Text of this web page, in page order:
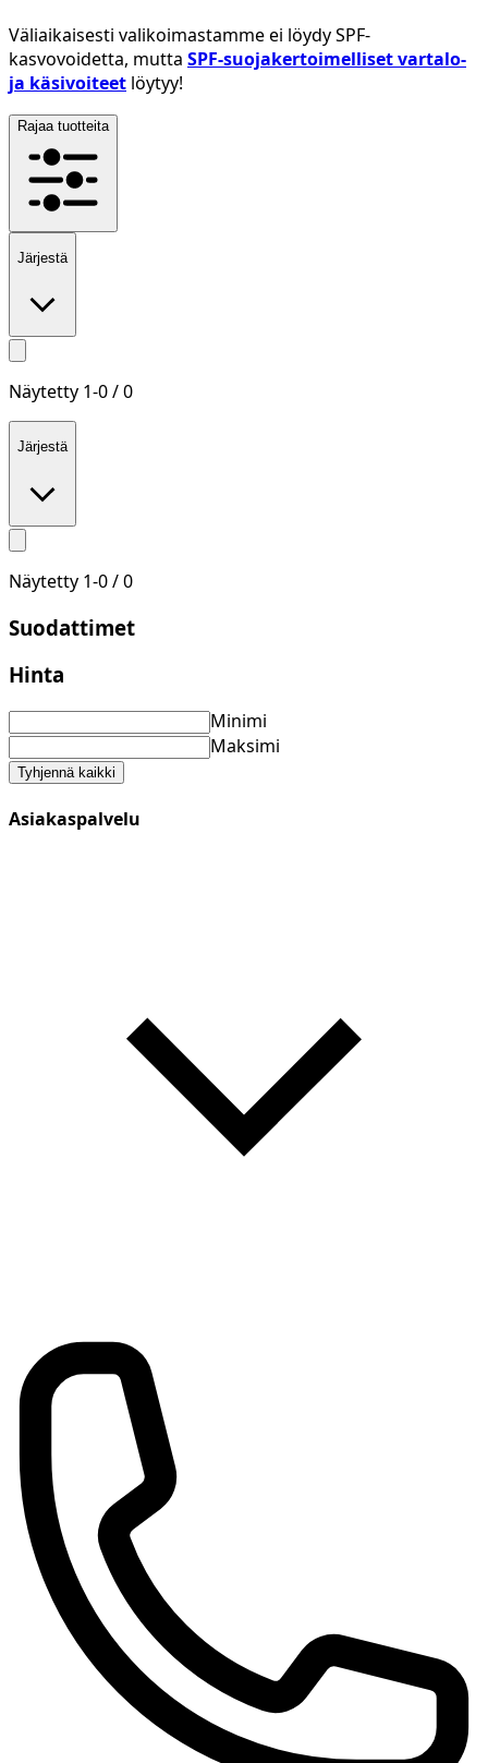
Väliaikaisesti valikoimastamme ei löydy SPF-
kasvovoidetta, mutta SPF-suojakertoimelliset vartalo-
ja käsivoiteet löytyy!
Rajaa tuotteita
Järjestä
Näytetty 1-0/0
Järjestä
Näytetty 1-0/0
Suodattimet
Hinta
Minimi
Maksimi
Tyhjennä kaikki
Asiakaspalvelu